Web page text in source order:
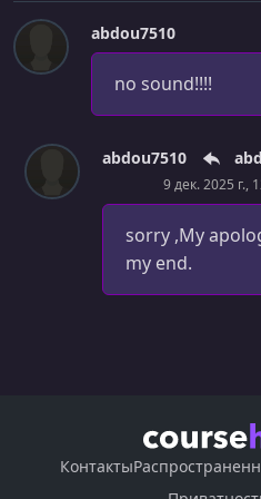
Coding our Simple Neural
УРОК 25.
УРОК 26.
Coding our Simple Neural
Introduction to Our Complex
Getting the Derivative of the
Function(Optional)
abdou7510
no sound!!!!
abdou7510
9 дек. 2025 г.,
sorry ,My
my end.
Контакты